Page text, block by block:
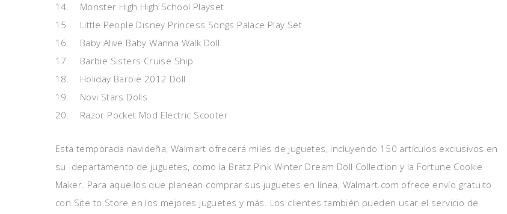
14. Monster High High School Playset
15. Little People Disney Princess Songs Palace Play Set
16. Baby Alive Baby Wanna Walk Doll
17. Barbie Sisters Cruise Ship
18. Holiday Barbie 2012 Doll
19. Novi Stars Dolls
20. Razor Pocket Mod Electric Scooter
Esta temporada navideña, Walmart ofrecerá miles de juguetes, incluyendo 150 artículos exclusivos en
su departamento de juguetes, como la Bratz Pink Winter Dream Doll Collection y la Fortune Cookie
Maker. Para aquellos que planean comprar sus juguetes en línea, Walmart.com ofrece envío gratuito
con Site to Store en los mejores juguetes y más. Los clientes también pueden usar el servicio de